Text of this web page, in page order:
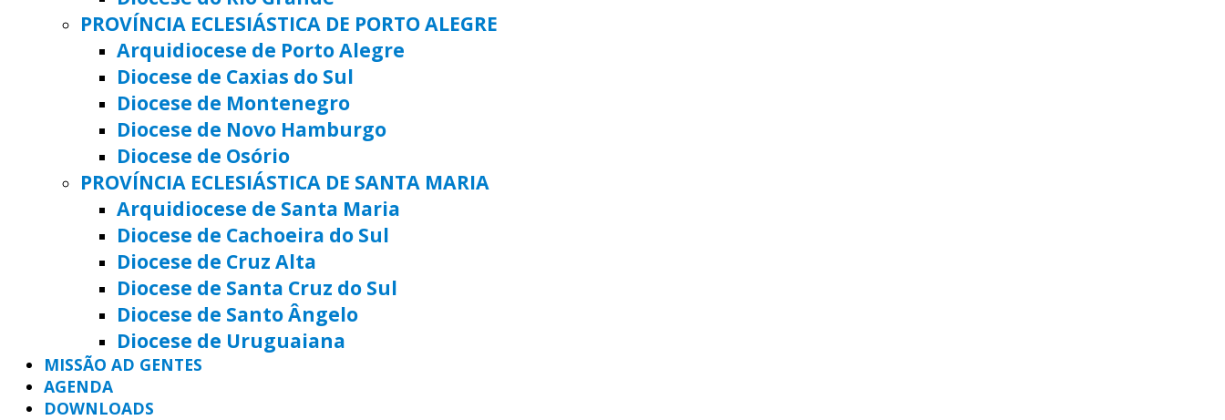
PROVÍNCIA ECLESIÁSTICA DE PORTO ALEGRE
Arquidiocese de Porto Alegre
Diocese de Caxias do Sul
Diocese de Montenegro
Diocese de Novo Hamburgo
Diocese de Osório
PROVÍNCIA ECLESIÁSTICA DE SANTA MARIA
Arquidiocese de Santa Maria
Diocese de Cachoeira do Sul
Diocese de Cruz Alta
Diocese de Santa Cruz do Sul
Diocese de Santo Ângelo
Diocese de Uruguaiana
MISSÃO AD GENTES
AGENDA
DOWNLOADS